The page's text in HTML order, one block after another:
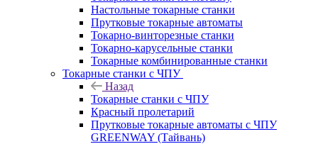
Настольные токарные станки
Прутковые токарные автоматы
Токарно-винторезные станки
Токарно-карусельные станки
Токарные комбинированные станки
Токарные станки с ЧПУ
Назад
Токарные станки с ЧПУ
Красный пролетарий
Прутковые токарные автоматы с ЧПУ
GREENWAY (Тайвань)